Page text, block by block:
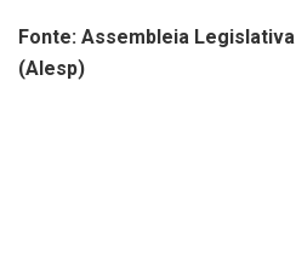
Fonte: Assembleia
(Alesp)